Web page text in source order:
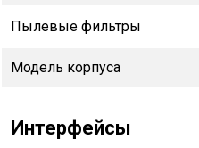
Пылевые фильтры
Модель корпуса
Интерфейсы